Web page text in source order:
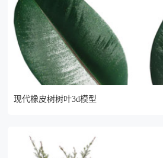
现代橡皮树树叶3d模型